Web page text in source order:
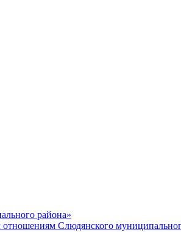
района»
Слюдянского